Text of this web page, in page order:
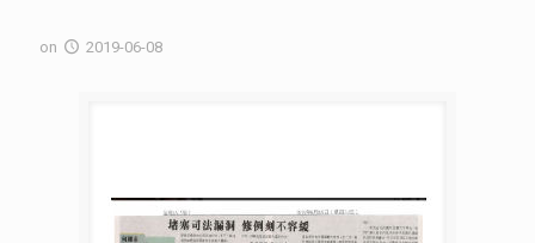
on 2019-06-08